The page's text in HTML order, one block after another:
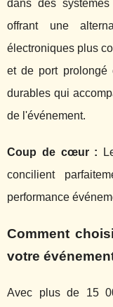
dans des
offrant une
électroniques plus
et de port prolongé
durables qui
de l'événement.
Coup de cœur :
concilient
performance
Comment
votre
Avec plus de 15